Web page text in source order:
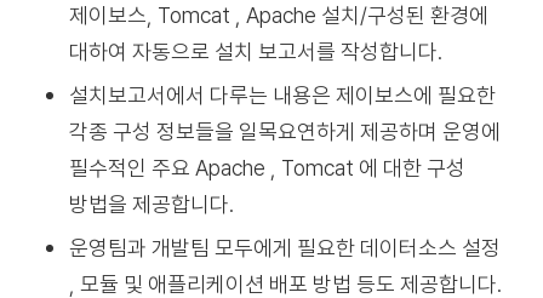
제이보스, Tomcat , Apache 설치/구성된 환경에
대하여 자동으로 설치 보고서를 작성합니다.
설치보고서에서 다루는 내용은 제이보스에 필요한
각종 구성 정보들을 일목요연하게 제공하며 운영에
필수적인 주요 Apache , Tomcat 에 대한 구성
방법을 제공합니다.
운영팀과 개발팀 모두에게 필요한 데이터소스 설정
, 모듈 및 애플리케이션 배포 방법 등도 제공합니다.